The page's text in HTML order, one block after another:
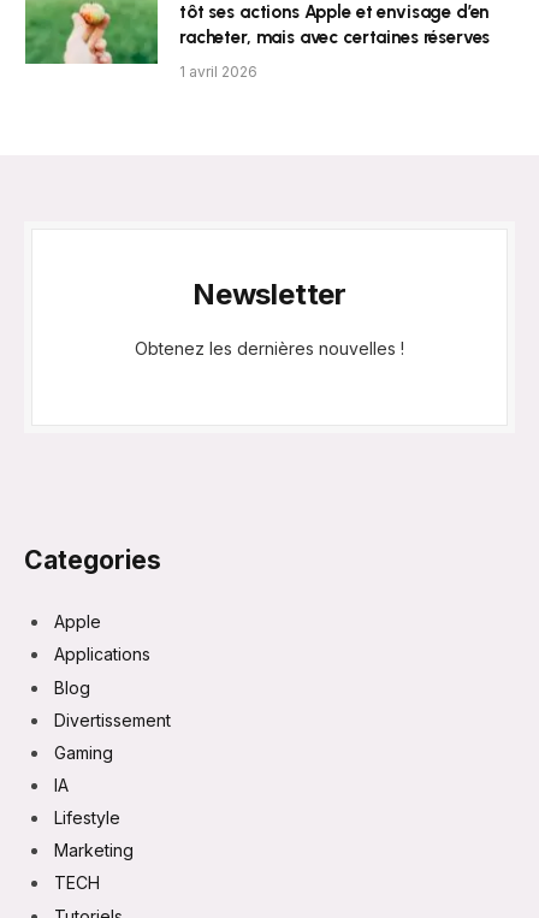
tôt ses actions Apple et envisage d’en
racheter, mais avec certaines réserves
1 avril 2026
Newsletter
Obtenez les dernières nouvelles !
Categories
Apple
Applications
Blog
Divertissement
Gaming
IA
Lifestyle
Marketing
TECH